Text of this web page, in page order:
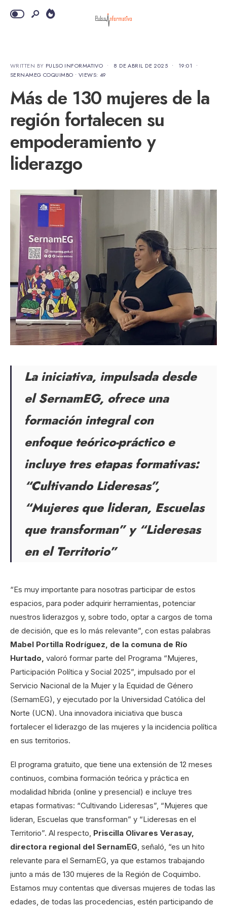
WRITTEN BY PULSO INFORMATIVO • 8 DE ABRIL DE 2025 • 19:01
•
SERNAMEG COQUIMBO • VIEWS: 49
Más de 130 mujeres de la
región fortalecen su
empoderamiento y
liderazgo
La iniciativa, impulsada desde
el SernamEG, ofrece una
formación integral con
enfoque teórico-práctico e
incluye tres etapas formativas:
“Cultivando Lideresas”,
“Mujeres que lideran, Escuelas
que transforman” y “Lideresas
en el Territorio”
“Es muy importante para nosotras participar de estos
espacios, para poder adquirir herramientas, potenciar
nuestros liderazgos y, sobre todo, optar a cargos de toma
de decisión, que es lo más relevante”, con estas palabras
Mabel Portilla Rodríguez, de la comuna de Río
Hurtado, valoró formar parte del Programa “Mujeres,
Participación Política y Social 2025”, impulsado por el
Servicio Nacional de la Mujer y la Equidad de Género
(SernamEG), y ejecutado por la Universidad Católica del
Norte (UCN). Una innovadora iniciativa que busca
fortalecer el liderazgo de las mujeres y la incidencia política
en sus territorios.
El programa gratuito, que tiene una extensión de 12 meses
continuos, combina formación teórica y práctica en
modalidad híbrida (online y presencial) e incluye tres
etapas formativas: “Cultivando Lideresas”, “Mujeres que
lideran, Escuelas que transforman” y “Lideresas en el
Territorio”. Al respecto, Priscilla Olivares Verasay,
directora regional del SernamEG, señaló, “es un hito
relevante para el SernamEG, ya que estamos trabajando
junto a más de 130 mujeres de la Región de Coquimbo.
Estamos muy contentas que diversas mujeres de todas las
edades, de todas las procedencias, estén participando de